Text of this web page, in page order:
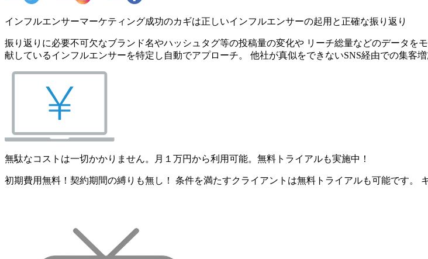
インフルエンサーマーケティング成功のカギは正しいインフルエンサーの起用と正確な振り返り
振り返りに必要不可欠なブランド名やハッシュタグ等の投稿量の変化や リーチ総量などのデータ
献しているインフルエンサーを特定し自動でアプローチ。 他社が真似をできないSNS経由での集客増
無駄なコストは一切かかりません。月１万円から利用可能。無料トライアルも実施中！
初期費用無料！契約期間の縛りも無し！ 条件を満たすクライアントは無料トライアルも可能です。